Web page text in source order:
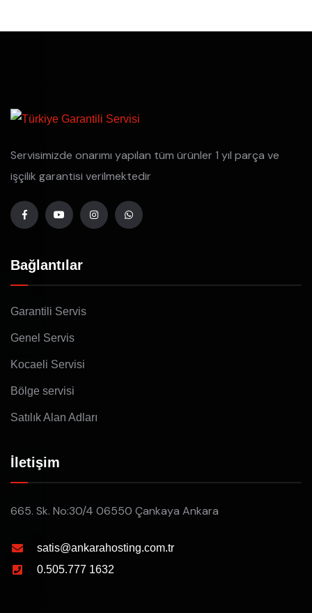
Servisimizde onarımı yapılan tüm ürünler 1 yıl parça ve
işçilik garantisi verilmektedir
Bağlantılar
Garantili Servis
Genel Servis
Kocaeli Servisi
Bölge servisi
Satılık Alan Adları
İletişim
665. Sk. No:30/4 06550 Çankaya Ankara
satis@ankarahosting.com.tr
0.505.777 1632